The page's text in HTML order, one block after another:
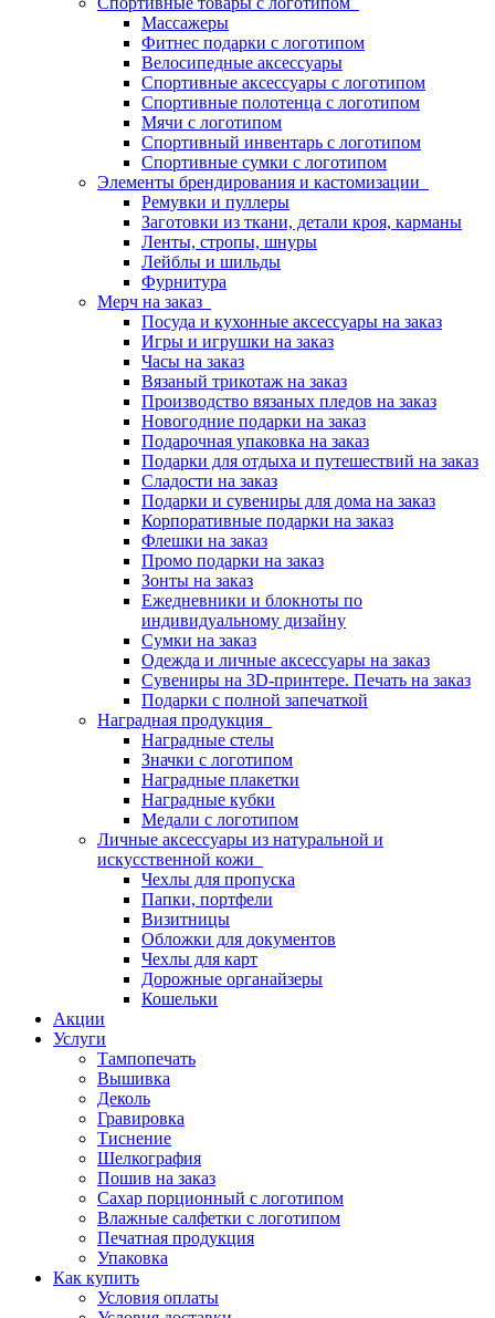
Массажеры
Фитнес подарки с логотипом
Велосипедные аксессуары
Спортивные аксессуары с логотипом
Спортивные полотенца с логотипом
Мячи с логотипом
Спортивный инвентарь с логотипом
Спортивные сумки с логотипом
Элементы брендирования и кастомизации
Ремувки и пуллеры
Заготовки из ткани, детали кроя, карманы
Ленты, стропы, шнуры
Лейблы и шильды
Фурнитура
Мерч на заказ
Посуда и кухонные аксессуары на заказ
Игры и игрушки на заказ
Часы на заказ
Вязаный трикотаж на заказ
Производство вязаных пледов на заказ
Новогодние подарки на заказ
Подарочная упаковка на заказ
Подарки для отдыха и путешествий на заказ
Сладости на заказ
Подарки и сувениры для дома на заказ
Корпоративные подарки на заказ
Флешки на заказ
Промо подарки на заказ
Зонты на заказ
Ежедневники и блокноты по
индивидуальному дизайну
Сумки на заказ
Одежда и личные аксессуары на заказ
Сувениры на 3D-принтере. Печать на заказ
Подарки с полной запечаткой
Наградная продукция
Наградные стелы
Значки с логотипом
Наградные плакетки
Наградные кубки
Медали с логотипом
Личные аксессуары из натуральной и
искусственной кожи
Чехлы для пропуска
Папки, портфели
Визитницы
Обложки для документов
Чехлы для карт
Дорожные органайзеры
Кошельки
Акции
Услуги
Тампопечать
Вышивка
Деколь
Гравировка
Тиснение
Шелкография
Пошив на заказ
Сахар порционный с логотипом
Влажные салфетки с логотипом
Печатная продукция
Упаковка
Как купить
Условия оплаты